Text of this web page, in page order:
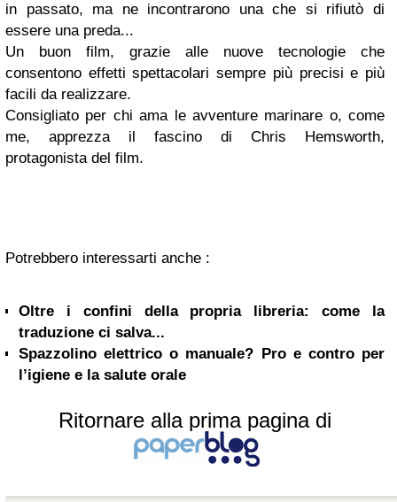
in passato, ma ne incontrarono una che si rifiutò di
essere una preda...
Un buon film, grazie alle nuove tecnologie che
consentono effetti spettacolari sempre più precisi e più
facili da realizzare.
Consigliato per chi ama le avventure marinare o, come
me, apprezza il fascino di Chris Hemsworth,
protagonista del film.
Potrebbero interessarti anche :
Oltre i confini della propria libreria: come la
traduzione ci salva...
Spazzolino elettrico o manuale? Pro e contro per
l’igiene e la salute orale
Ritornare alla prima pagina di